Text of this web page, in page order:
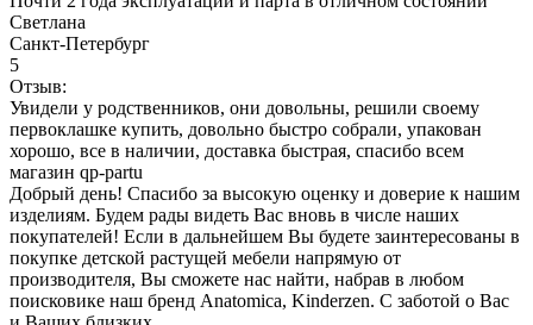
Светлана
Санкт-Петербург
5
Отзыв:
Увидели у родственников, они довольны, решили своему
первоклашке купить, довольно быстро собрали, упакован
хорошо, все в наличии, доставка быстрая, спасибо всем
магазин qp-partu
Добрый день! Спасибо за высокую оценку и доверие к нашим
изделиям. Будем рады видеть Вас вновь в числе наших
покупателей! Если в дальнейшем Вы будете заинтересованы в
покупке детской растущей мебели напрямую от
производителя, Вы сможете нас найти, набрав в любом
поисковике наш бренд Anatomica, Kinderzen. С заботой о Вас